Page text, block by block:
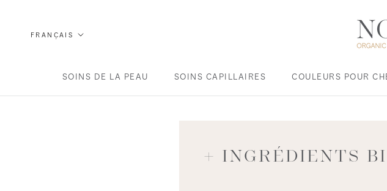
SOINS DE LA PEAU SOINS CAPILLAIRES COULEURS POUR
Langue
FRANÇAIS
+ INGRÉDIENTS